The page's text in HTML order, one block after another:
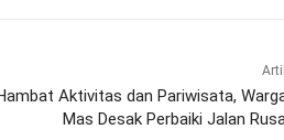
Aktivitas dan Pariwisata,
Mas Desak Perbaiki Jalan